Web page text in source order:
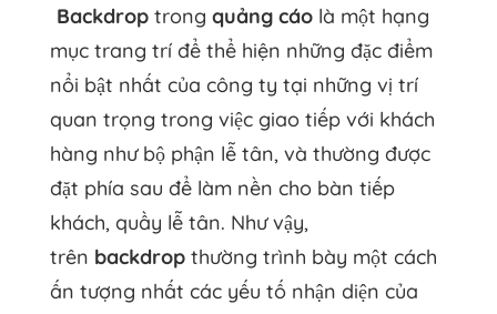
Backdroptrong quảng cáolà một hạng
mục trang trí để thể hiện những đặc điểm
nổi bật nhất của công ty tại những vị trí
quan trọng trong việc giao tiếp với khách
hàng như bộ phận lễ tân, và thường được
đặt phía sau để làm nền cho bàn tiếp
khách, quầy lễ tân. Như vậy,
trên backdropthường trình bày một cách
ấn tượng nhất các yếu tố nhận diện của